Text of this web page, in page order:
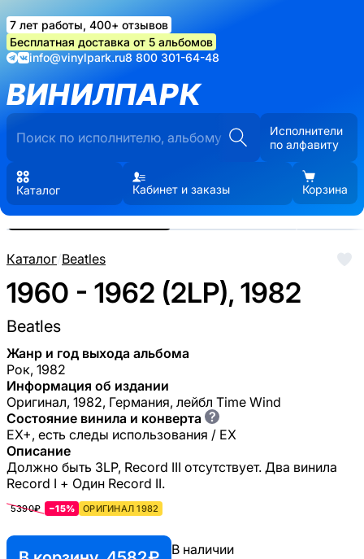
7 лет работы, 400+ отзывов
Бесплатная доставка от 5 альбомов
info@vinylpark.ru8 800 301-64-48
ВИНИЛПАРК
Исполнители
по алфавиту
Каталог Кабинет и заказы Корзина
Каталог/Beatles
1960 - 1962 (2LP), 1982
Beatles
Жанр и год выхода альбома
Рок, 1982
Информация об издании
Оригинал, 1982, Германия, лейбл Time Wind
Состояние винила и конверта ?
EX+, есть следы использования / EX
Описание
Должно быть 3LP, Record III отсутствует. Два винила
Record I + Один Record II.
5390₽ −15% ОРИГИНАЛ 1982
В наличии
Реальные фото пластинки.
Нажмите, чтобы увеличить